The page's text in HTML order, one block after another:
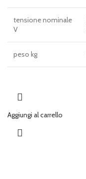
tensione nominale
V
peso kg
Aggiungi al carrello